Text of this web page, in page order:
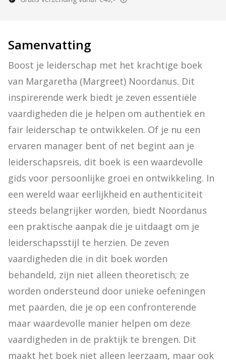
Samenvatting
Boost je leiderschap met het krachtige boek
van Margaretha (Margreet) Noordanus. Dit
inspirerende werk biedt je zeven essentiële
vaardigheden die je helpen om authentiek en
fair leiderschap te ontwikkelen. Of je nu een
ervaren manager bent of net begint aan je
leiderschapsreis, dit boek is een waardevolle
gids voor persoonlijke groei en ontwikkeling. In
een wereld waar eerlijkheid en authenticiteit
steeds belangrijker worden, biedt Noordanus
een praktische aanpak die je uitdaagt om je
leiderschapsstijl te herzien. De zeven
vaardigheden die in dit boek worden
behandeld, zijn niet alleen theoretisch; ze
worden ondersteund door unieke oefeningen
met paarden, die je op een confronterende
maar waardevolle manier helpen om deze
vaardigheden in de praktijk te brengen. Dit
maakt het boek niet alleen leerzaam, maar ook